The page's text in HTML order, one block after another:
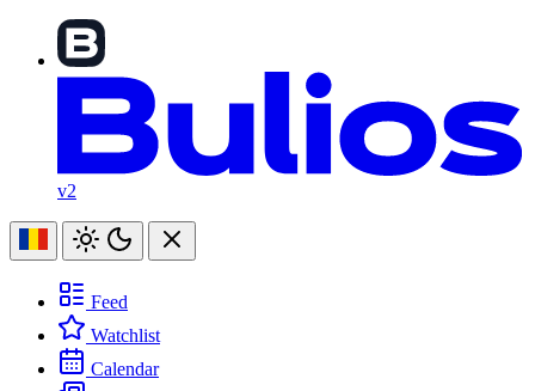
v2
Feed
Watchlist
Calendar